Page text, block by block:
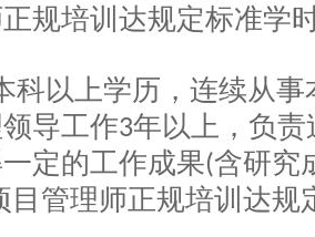
规培训达规定标准学
科以上学历，连续从事
导工作3年以上，负责
定的工作成果(含研究
目管理师正规培训达